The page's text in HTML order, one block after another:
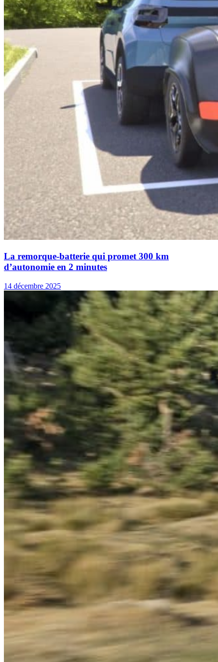
La remorque-batterie qui promet 300 km
d’autonomie en 2 minutes
14 décembre 2025